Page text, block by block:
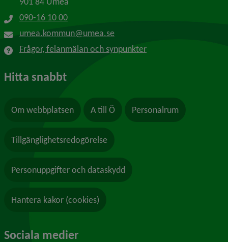
090-16 10 00
umea.kommun@umea.se
Frågor, felanmälan och synpunkter
Hitta snabbt
Om webbplatsen A till Ö Personalrum
Tillgänglighetsredogörelse
Personuppgifter och dataskydd
Hantera kakor (cookies)
Sociala medier